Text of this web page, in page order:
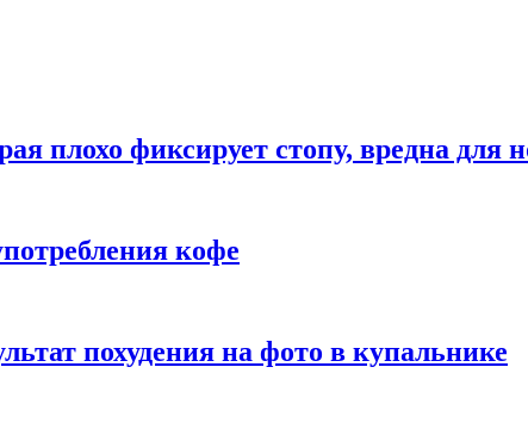
плохо фиксирует стопу, вредна для
кофе
похудения на фото в купальнике